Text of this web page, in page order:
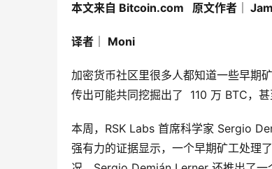
本文来自 Bitcoin.com 原文作者
译者 Moni
加密货币社区里很多人都知道一些早期
传出可能共同挖掘出了 110 万 BTC，
本周，RSK Labs 首席科学家 Sergio
强有力的证据显示，一个早期矿工处理